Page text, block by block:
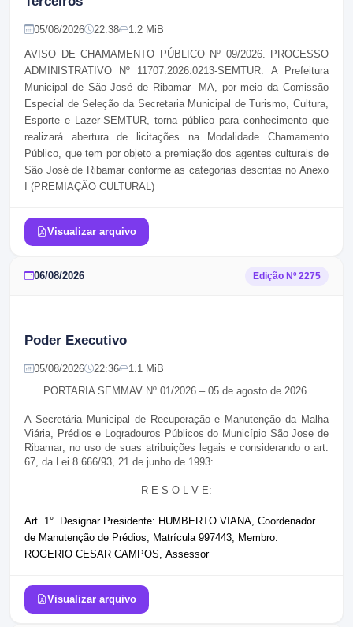
05/08/2026 22:38 1.2 MiB
AVISO DE CHAMAMENTO PÚBLICO Nº 09/2026. PROCESSO
ADMINISTRATIVO Nº 11707.2026.0213-SEMTUR. A Prefeitura
Municipal de São José de Ribamar- MA, por meio da Comissão
Especial de Seleção da Secretaria Municipal de Turismo, Cultura,
Esporte e Lazer-SEMTUR, torna público para conhecimento que
realizará abertura de licitações na Modalidade Chamamento
Público, que tem por objeto a premiação dos agentes culturais de
São José de Ribamar conforme as categorias descritas no Anexo
I (PREMIAÇÃO CULTURAL)
Visualizar arquivo
06/08/2026 Edição Nº2275
Poder Executivo
05/08/2026 22:36 1.1 MiB
PORTARIA SEMMAV Nº 01/2026 – 05 de agosto de 2026.
A Secretária Municipal de Recuperação e Manutenção da Malha
Viária, Prédios e Logradouros Públicos do Município São Jose de
Ribamar, no uso de suas atribuições legais e considerando o art.
67, da Lei 8.666/93, 21 de junho de 1993:
R E S O L V E:
Art. 1°. Designar Presidente: HUMBERTO VIANA, Coordenador
de Manutenção de Prédios, Matrícula 997443; Membro:
ROGERIO CESAR CAMPOS, Assessor
Visualizar arquivo